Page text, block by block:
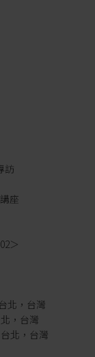
訪
座
＞
北，台灣
，台灣
北，台灣